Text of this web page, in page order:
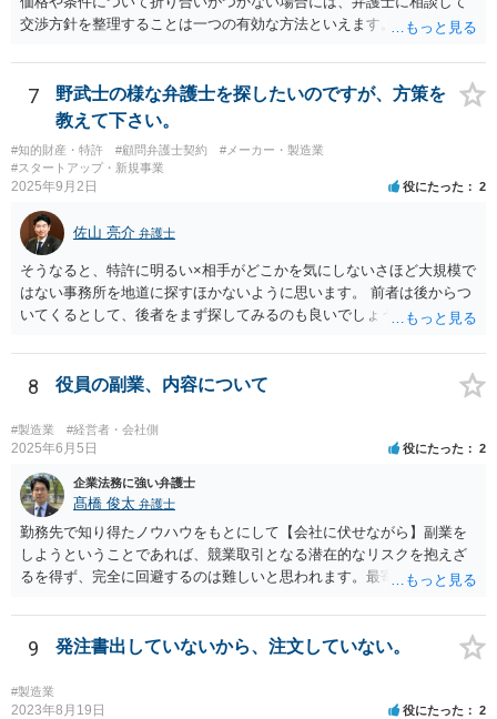
交渉方針を整理することは一つの有効な方法といえます。特に、株価
いった点は専門的な判断を要することが多く、第三者の専門家が入る
ことで交渉が整理されることもあります。 もっとも、株主が単に「会
社に買い取ってほしい」と希望しているだけでは、会社に当然の買取
義務が生じるわけではありません。非上場会社の株式に譲渡制限が付
されている場合には、会社法136条に基づき、第三者への株式譲渡につ
いて会社に承認を求める「譲渡承認請求」という手続との関係が問題
は会社が指定する者が当該株式を買い取るべき者として指定されるこ
とになり、その中で株式買取の問題が生じることがあります。 そのた
め、会社との価格交渉がまとまらない場合には、第三者への譲渡を前
提とした譲渡承認請求という手続を検討する余地があるかどうかを含
めて整理することになります。もっとも、具体的な対応は、定款の内
た検討が必要となります。 （会社側から見た手続等については、拙筆
ではありますが、下記が参考になるかもしれません。 https://keiyaku-
watch.jp/chokoben/media/transfer-restrictedstock） なお、弁護士を探
す場合の検索ワードとしては、「会社法 弁護士」「企業法務 弁護
士」「株式買取 弁護士」「株式評価 弁護士」「少数株主 弁護
分野に含まれることが多いため、企業法務や会社法を取り扱っている
弁護士を探すのが一般的でしょう。
7
野武士の様な弁護士を探したいのですが、方策を
教えて下さい。
#知的財産・特許 #顧問弁護士契約
#メーカー・製造業
#スタートアップ・新規事業
2025年9月2日 役にたった 2
佐山 亮介 弁護士
そうなると、特許に明るい×相手がどこかを気にしないさほど大規模で
はない事務所を地道に探すほかないように思います。 前者は後からつ
いてくるとして、後者をまず探してみるのも良いでしょう。
8 役員の副業、内容について
#製造業 #経営者・会社側
2025年6月5日 役にたった 2
企業法務に強い弁護士
髙橋 俊太 弁護士
勤務先で知り得たノウハウをもとにして【会社に伏せながら】副業を
しようということであれば、競業取引となる潜在的なリスクを抱えざ
るを得ず、完全に回避するのは難しいと思われます。最寄りの弁護士
たします。
9 発注書出していないから、注文していない。
#製造業
2023年8月19日 役にたった 2